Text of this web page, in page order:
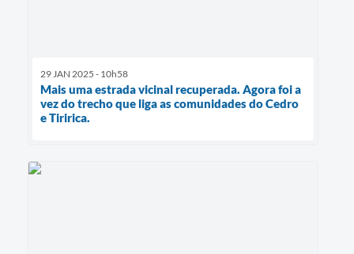
29 JAN 2025 - 10h58
Mais uma estrada vicinal recuperada. Agora foi a
vez do trecho que liga as comunidades do Cedro
e Tiririca.